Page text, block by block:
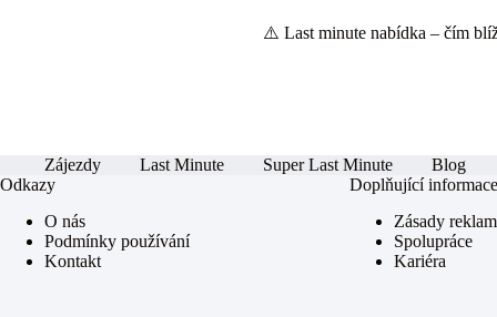
⚠️ Last minute nabídka – čím
Zájezdy Last Minute Super Last Minute
Blog
Odkazy
O nás
Podmínky používání
Kontakt
Doplňující informace
Zásady
Spolupráce
Kariéra